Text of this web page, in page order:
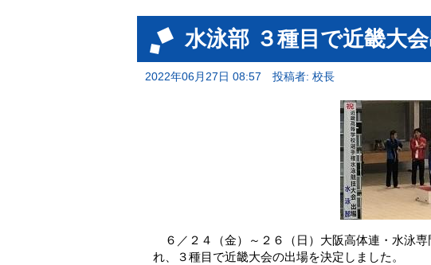
水泳部 ３種目で近畿大
2022年06月27日 08:57 投稿者: 校長
６／２４（金）～２６（日）大阪高体連・水泳
れ、３種目で近畿大会の出場を決定しました。